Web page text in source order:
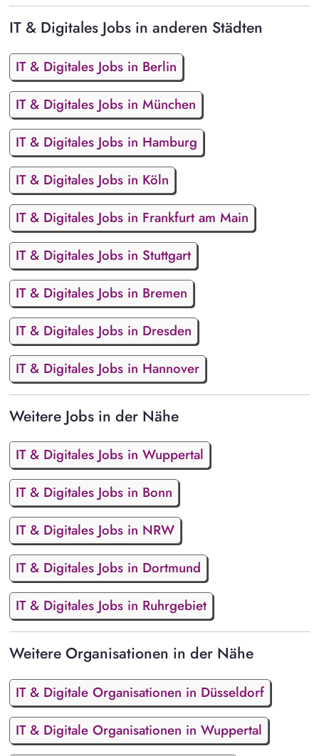
IT & Digitales Jobs in anderen Städten
IT & Digitales Jobs in Berlin
IT & Digitales Jobs in München
IT & Digitales Jobs in Hamburg
IT & Digitales Jobs in Köln
IT & Digitales Jobs in Frankfurt am Main
IT & Digitales Jobs in Stuttgart
IT & Digitales Jobs in Bremen
IT & Digitales Jobs in Dresden
IT & Digitales Jobs in Hannover
Weitere Jobs in der Nähe
IT & Digitales Jobs in Wuppertal
IT & Digitales Jobs in Bonn
IT & Digitales Jobs in NRW
IT & Digitales Jobs in Dortmund
IT & Digitales Jobs in Ruhrgebiet
Weitere Organisationen in der Nähe
IT & Digitale Organisationen in Düsseldorf
IT & Digitale Organisationen in Wuppertal